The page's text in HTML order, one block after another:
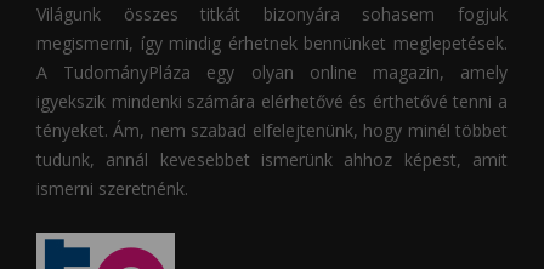
Világunk összes titkát bizonyára sohasem fogjuk
megismerni, így mindig érhetnek bennünket meglepetések.
A TudományPláza egy olyan online magazin, amely
igyekszik mindenki számára elérhetővé és érthetővé tenni a
tényeket. Ám, nem szabad elfelejtenünk, hogy minél többet
tudunk, annál kevesebbet ismerünk ahhoz képest, amit
ismerni szeretnénk.